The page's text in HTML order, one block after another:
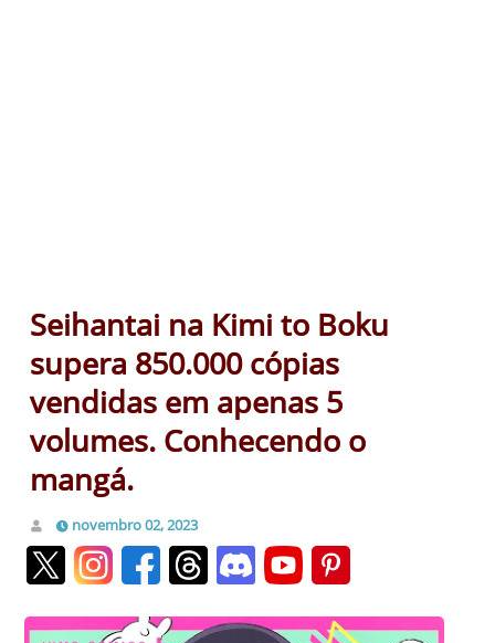
Seihantai na Kimi to Boku
supera 850.000 cópias
vendidas em apenas 5
volumes. Conhecendo o
mangá.
novembro 02, 2023